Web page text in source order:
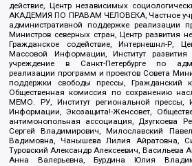
действие, Центр независимых
АКАДЕМИЯ ПО ПРАВАМ ЧЕЛОВЕКА, Частное
административной поддержке реализации
Министров северных стран, Центр развития
Гражданское содействие, Интернешнл-Р,
Массовой Информации, Институт
учреждение в Санкт-Петербурге по
реализации программ и проектов Совета
поддержки свободы прессы, Гражданский
Общественная комиссия по сохранению
МЕМО. РУ, Институт региональной прессы,
Информации, Экозащита!-Женсовет,
антимонопольная ассоциация, Дзугкоева
Сергей Владимирович, Милославский
Вадимовна, Чанышева Лилия Айратовна,
Туровский Александр Алексеевич, Васильева
Анна Валерьевна, Бурдина Юлия